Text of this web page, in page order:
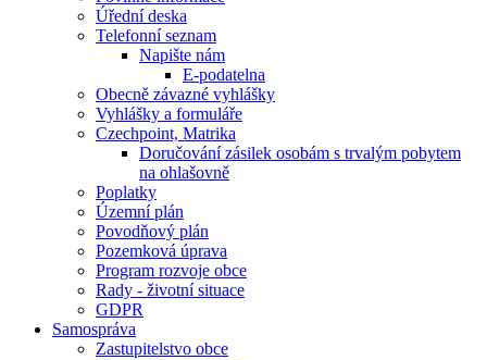
Úřední deska
Telefonní seznam
Napište nám
E-podatelna
Obecně závazné vyhlášky
Vyhlášky a formuláře
Czechpoint, Matrika
Doručování zásilek osobám s trvalým pobytem
na ohlašovně
Poplatky
Územní plán
Povodňový plán
Pozemková úprava
Program rozvoje obce
Rady - životní situace
GDPR
Samospráva
Zastupitelstvo obce